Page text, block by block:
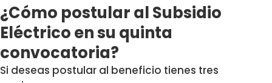
¿Cómo postular al Subsidio
Eléctrico en su quinta
convocatoria?
Si deseas postular al beneficio tienes tres